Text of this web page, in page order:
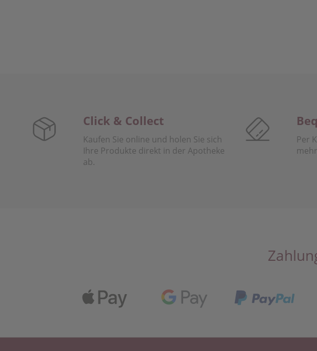
Click & Collect
Kaufen Sie online und holen Sie sich
Ihre Produkte direkt in der Apotheke
ab.
Per
mehr